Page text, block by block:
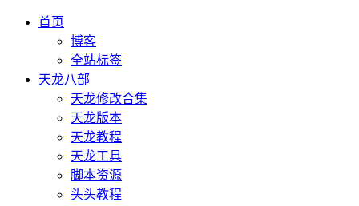
首页
博客
全站标签
天龙八部
天龙修改合集
天龙版本
天龙教程
天龙工具
脚本资源
头头教程